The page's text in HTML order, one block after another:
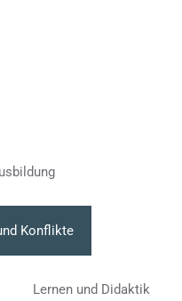
Konflikte
Lernen und Didaktik